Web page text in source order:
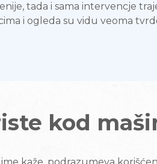
tada i sama intervencje
i ogleda su vidu veoma
kod